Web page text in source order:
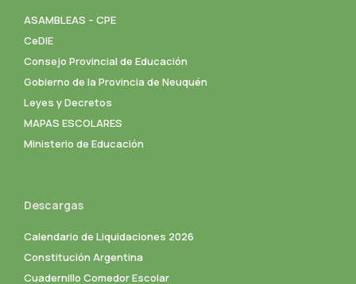
ASAMBLEAS – CPE
CeDIE
Consejo Provincial de Educación
Gobierno de la Provincia de Neuquén
Leyes y Decretos
MAPAS ESCOLARES
Ministerio de Educación
Descargas
Calendario de Liquidaciones 2026
Constitución Argentina
Cuadernillo Comedor Escolar